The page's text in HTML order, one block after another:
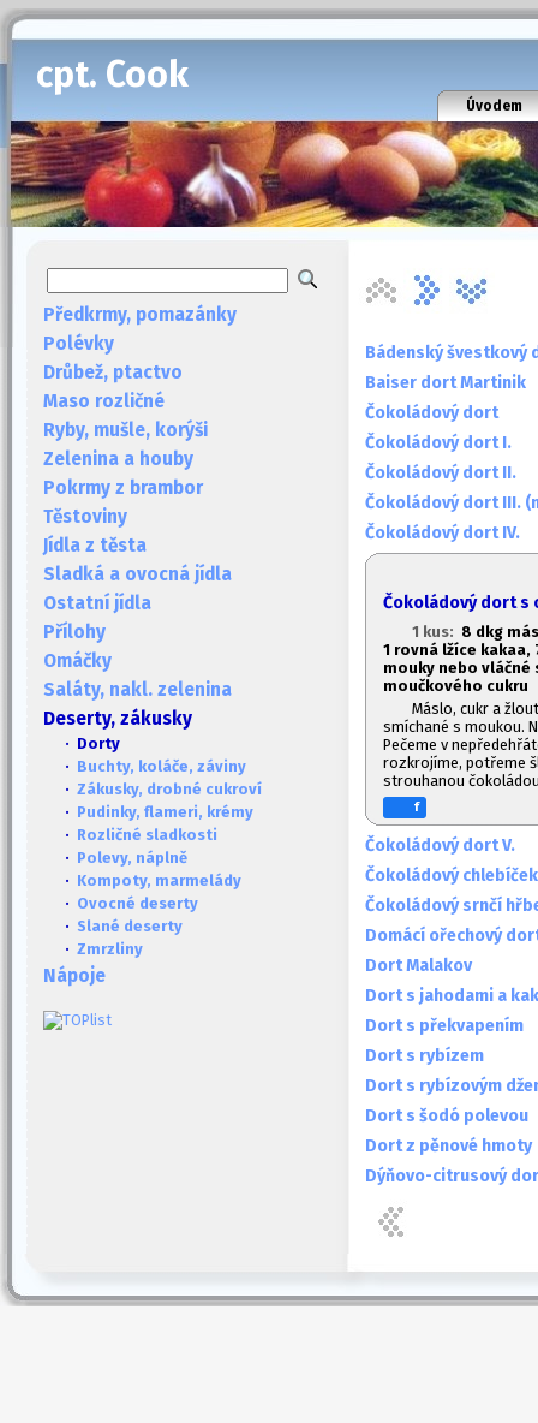
cpt. Cook
Úvodem
Předkrmy, pomazánky
Polévky
Drůbež, ptactvo
Maso rozličné
Ryby, mušle, korýši
Zelenina a houby
Pokrmy z brambor
Těstoviny
Jídla z těsta
Sladká a ovocná jídla
Ostatní jídla
Přílohy
Omáčky
Saláty, nakl. zelenina
Deserty, zákusky
· Dorty
· Buchty, koláče, záviny
· Zákusky, drobné cukroví
· Pudinky, flameri, krémy
· Rozličné sladkosti
· Polevy, náplně
· Kompoty, marmelády
· Ovocné deserty
· Slané deserty
· Zmrzliny
Nápoje
Bádenský švestkový
Baiser dort Martinik
Čokoládový dort
Čokoládový dort I.
Čokoládový dort II.
Čokoládový dort III.
Čokoládový dort IV.
Čokoládový dort s
1 kus: 8 dkg
1 rovná lžíce kakaa,
mouky nebo vláčné
moučkového cukru
Máslo, cukr a
smíchané s moukou.
Pečeme v
rozkrojíme, potřeme
strouhanou
f
Čokoládový dort V.
Čokoládový chlebíček
Čokoládový srnčí
Domácí ořechový
Dort Malakov
Dort s jahodami a
Dort s překvapením
Dort s rybízem
Dort s rybízovým
Dort s šodó polevou
Dort z pěnové hmoty
Dýňovo-citrusový